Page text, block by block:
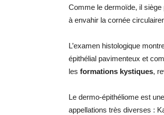
Comme le dermoïde, il
à envahir la cornée
L’examen histologique
épithélial pavimenteux et
les formations kystiques,
Le dermo-épithéliome est
appellations très diverses :